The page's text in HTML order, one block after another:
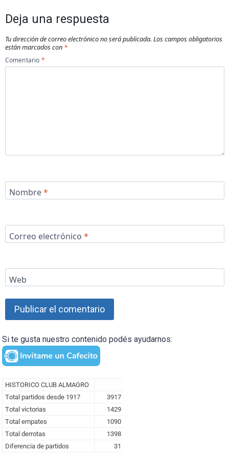
Deja una respuesta
Tu dirección de correo electrónico no será publicada. Los campos obligatorios
están marcados con *
Comentario *
Nombre*
Correo electrónico *
Web
Si te gusta nuestro contenido podés ayudarnos: